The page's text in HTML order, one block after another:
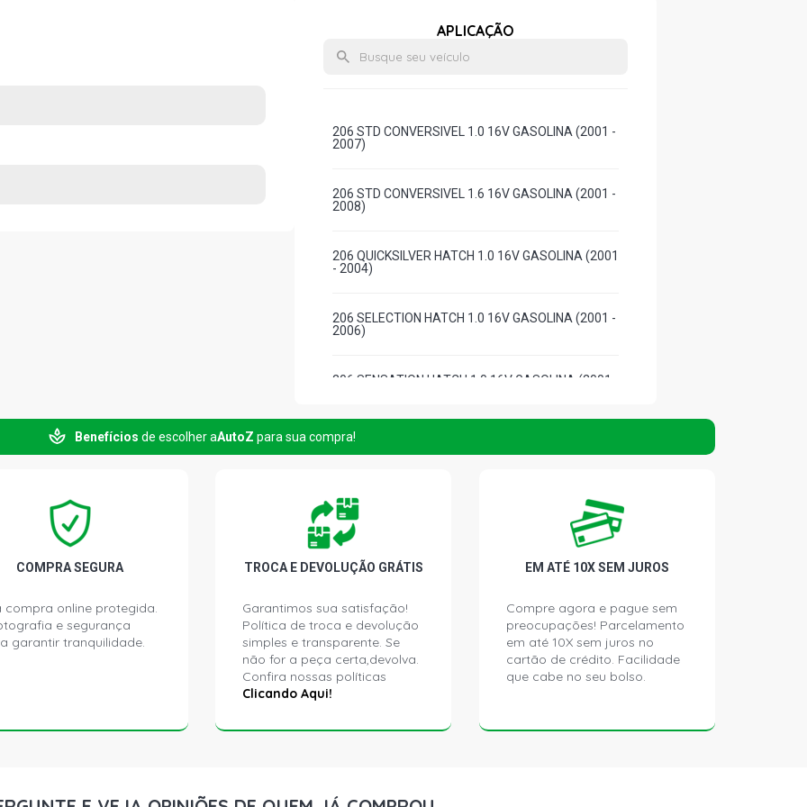
APLICAÇÃO
206 STD CONVERSIVEL 1.0 16V GASOLINA (2001 -
2007)
206 STD CONVERSIVEL 1.6 16V GASOLINA (2001 -
2008)
206 QUICKSILVER HATCH 1.0 16V GASOLINA (2001
- 2004)
206 SELECTION HATCH 1.0 16V GASOLINA (2001 -
2006)
206 SENSATION HATCH 1.0 16V GASOLINA (2001 -
206 SOLEIL HATCH 1.0 16V GASOLINA (2001 -
2004)
206 TECHNO HATCH 1.0 16V GASOLINA (2003 -
2004)
206 FELINE HATCH 1.4 8V TU3JP(KFV) FLEX (2004
- 2008)
206 MOONLIGHT HATCH 1.4 8V TU3JP(KFV) FLEX
(2007 - 2008)
206 FELINE HATCH 1.4 8V TU3JP(KFW) GASOLINA
Benefícios de escolher aAutoZ para sua compra!
COMPRA SEGURA
compra online protegida.
e segurança
garantir tranquilidade.
TROCA E DEVOLUÇÃO GRÁTIS
Garantimos sua satisfação!
Política de troca e devolução
simples e transparente. Se
não for a peça certa,devolva.
Confira nossas políticas
Clicando Aqui!
EM ATÉ 10X SEM JUROS
Compre agora e pague sem
preocupações! Parcelamento
em até 10X sem juros no
cartão de crédito. Facilidade
que cabe no seu bolso.